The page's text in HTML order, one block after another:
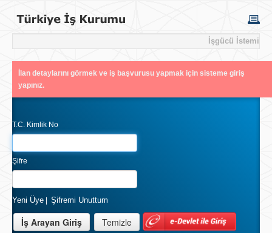
İşgücü İstemi
İlan detaylarını görmek ve iş başvurusu yapmak için sisteme giriş
yapınız.
T.C. Kimlik No
Şifre
Yeni Üye Şifremi Unuttum